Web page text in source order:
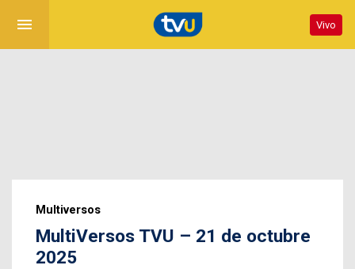
menu Vivo
Multiversos
MultiVersos TVU – 21 de octubre
2025